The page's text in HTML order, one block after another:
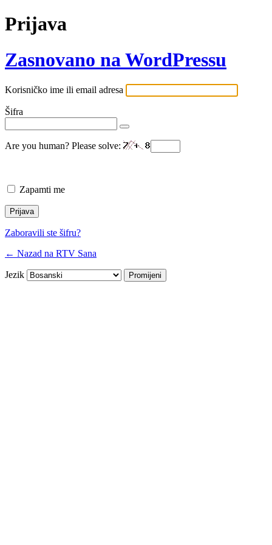
Prijava
Zasnovano na WordPressu
Korisničko ime ili email adresa
Šifra
Are you human? Please solve:
Zapamti me
Zaboravili ste šifru?
← Nazad na RTV Sana
Jezik